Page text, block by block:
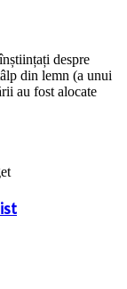
despre
din lemn (a unui
au fost alocate